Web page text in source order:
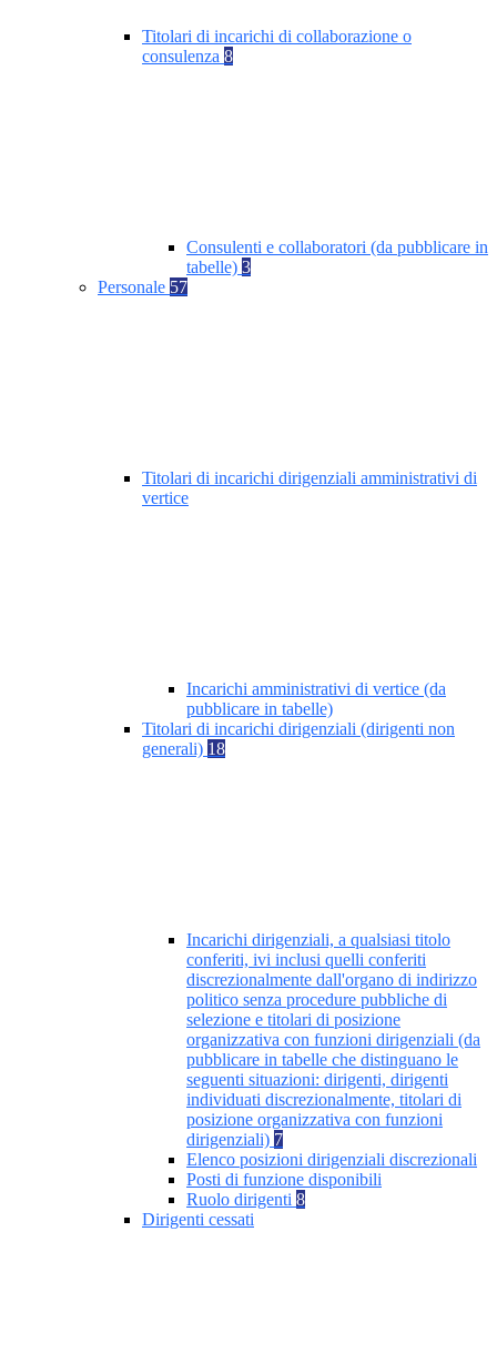
Titolari di incarichi di collaborazione o
consulenza 8
Consulenti e collaboratori (da pubblicare in
tabelle) 3
Personale 57
Titolari di incarichi dirigenziali amministrativi di
vertice
Incarichi amministrativi di vertice (da
pubblicare in tabelle)
Titolari di incarichi dirigenziali (dirigenti non
generali) 18
Incarichi dirigenziali, a qualsiasi titolo
conferiti, ivi inclusi quelli conferiti
discrezionalmente dall'organo di indirizzo
politico senza procedure pubbliche di
selezione e titolari di posizione
organizzativa con funzioni dirigenziali (da
pubblicare in tabelle che distinguano le
seguenti situazioni: dirigenti, dirigenti
individuati discrezionalmente, titolari di
posizione organizzativa con funzioni
dirigenziali) 7
Elenco posizioni dirigenziali discrezionali
Posti di funzione disponibili
Ruolo dirigenti 8
Dirigenti cessati